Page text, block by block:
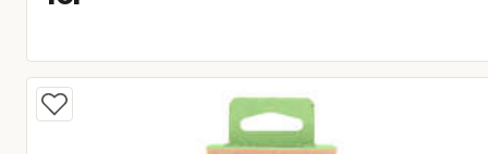
Huidige prijs € 10,95